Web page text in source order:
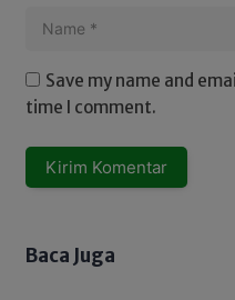
Save my name and
time I comment.
Baca Juga